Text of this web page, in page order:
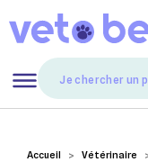
Accueil Vétérinaire